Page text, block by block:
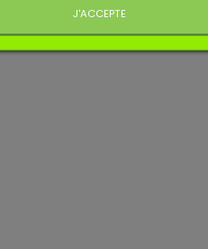
J'ACCEPTE
Ne plus afficher ce